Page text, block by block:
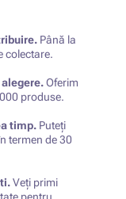
Până la
colectare.
Oferim
produse.
timp. Puteți
termen de 30
Veți primi
pentru